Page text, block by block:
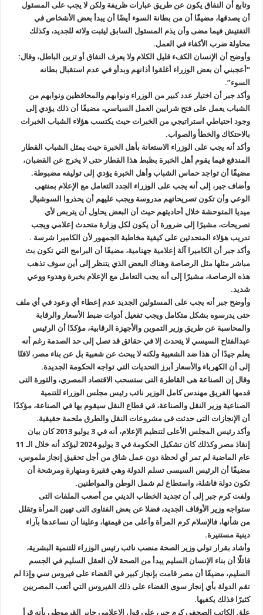
وتابع أن النفاق يكون عن طريق عبارات ظريفة ولكن لا يجب على المسئول
أن يصدقها، مضيفًا أن من بطانة السوء أيضًا أن يبدأ بعض الأشخاص في
التفتيش فيما مضى وأن يذم المسئول السابق ليثبت ولائه للجديد، وكذلك
محاولة ضرب الأكفاء في العمل.
وأوضح أن الإنسان الكفء قليل الكلام ولا يعرف النفاق أو تزين الباطل، وقال:
“أعجبني أن بعض الوزراء أغلقوا أذانهم وبدأو في عدم استقبال بطانه
السوء”.
وأكد جبر أن اختيار عدد كبير من الوزراء ونوابهم والمحافظين ونوابهم من
الشباب يعمل على فتح شرايين العمل السياسي، مضيفًا أن ذلك يؤدي إلى
وجود احتياطي استراتيجي من الخبرات حيث يكتسب هؤلاء الشباب الخبرات
بالاحتكاك والخطأ والصواب.
وأكد أنه يجب على الوزراء الاستعانة بأهل الخبرة حيث يمثل الشباب القطار
المندفع فيما يقوم أهل الخبرة بظبط هذا القطار حتى لا يخرج عن القضبان،
مضيفًا أن تواجد حماس الشباب وأهل الخبرة يؤدي إلى توليفه مضبوطة.
وأضاف جبر، إلى أنه يجب على الوزراء الجدد التعامل مع الإعلام بمنتهى
الوعي وأن تكون تصريحاتهم مدروسة ويجب عليهم أن يحذروا السوشيال
ميديا المتوحشة خلال أحاديثهم حيث أن البعض يحاول أن يتربص لأي
تصريحات، مشيرًا إلى ضرورة أن يكون لكل وزارة متحدث إعلامي ويجب
تدريب هؤلاء المتحدثين على كيفية مخاطبة الجمهور لأن الكاميرا شرسة .
وأكد جبر أن الكاميرا آلة إعلامية جهنامية، مضيفًا أن البرامج التي تكون بث
مباشر مثلها مثل الرصاصة وهناك البعض الذي يتنظر إلى أين سوف تذهب
هذه الرصاصة، مشيرًا إلى أنه يجب التعامل مع الإعلام بخبرة وهدوء ووعي
شديد.
وأوضح جبر أنه يجب على المسئولين الجديد عدم إعطاء أي وعود في أي ملف
حتى يدرسوه بشكل متكامل ويجب تفعيل أدوات ضبط الأسعار والرقابة
والمحاسبة عن طريق وزير التموين والأجهزة الرقابية، مؤكدًا أن الرئيس
عبدالفتاح السيسي لا يتحدث إلا في حقائق قد تصل إلى حد الصدمة رغم أنه
يعلم جيدًا أن هذا ضد الشعبية ولكنه لا يبحث عن شعبية بل عن بناء مصر، لافتًا
إلى أن الكهرباء والأسعار أبرز التحديات التي تواجه الحكومة الجديدة.
وقال إن الصناعة هى القاطرة التى ستسحب الاقتصاد المصري، والثورة التى
قدمها الفريق مهندس كامل الوزير نائب رئيس مجلس الوزراء للتنمية
الصناعية وزير النقل والصناعة، في قطاع النقل سيقوم بها في الصناعة، مؤكدًا
أن الإنجازات التى حدثت فى مشروعات النقل والطرق ملحمة حقيقية.
وأكد رئيس المجلس الأعلى لتنظيم الإعلام، أنه في 3 يوليو 2013 كان بيان
إنقاذ مصر وكذلك كان تشكيل الحكومة في 3 يوليو 2024 ليؤكد أنه خلال الـ 11
عام الماضية لم تمر أي لحظة دون عمل شاق من أجل تحقيق إنجاز ملموس،
مضيفًا أن الرئيس السيسى تسلم الدولة وهي فقيرة ومنهارة ومرشحة أن
تكون دولة فاشلة، واستطاع لم شمل الوطن والمواطنين.
ولفت كرم جبر إلى أن تجديد الخطاب الديني من أصعب الملفات التى
ستواجه وزير الأوقاف الجديد، فضلا عن بعض الفتاوى التى تهين المرأة وتقلل
من شأنها، فالإسلام كرم المرأة وأعلى من قيمتها، وعلينا أن نساعدها بآراء
دينية مستنيرة.
وأشاد بقرار تولي وزير الصحة منصب نائب رئيس الوزراء للتنمية البشرية،
قائلًا أن بناء الإنسان السليم يبدأ من الصحة لأن العقل السليم في الجسم
السليم، مضيفًا أن مصر قامت بإنجاز كبير في القضاء على فيروس سي وإذا لم
تقم الدولة بأي إنجاز سوى القضاء على ذلك الفيروس التي أتعب المصريين
كثيرًا فذلك يكفيها.
علق الكاتب الصحفي كرم جبر، على قول الإعلامى جابر القرموطى بأنه قرأ